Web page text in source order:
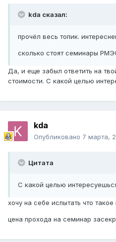
kda сказал:
прочёл весь топик.
сколько стоят семинары
Да, и еще забыл ответить на
стоимости. С какой целью
kda
Опубликовано 7 марта,
Цитата
С какой целью
хочу на себе испытать что такое
цена прохода на семинар